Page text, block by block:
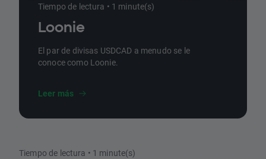
Tiempo de lectura • 1 minute(s)
Loonie
El par de divisas USDCAD a menudo se le
conoce como Loonie.
Leer más
Tiempo de lectura • 1 minute(s)